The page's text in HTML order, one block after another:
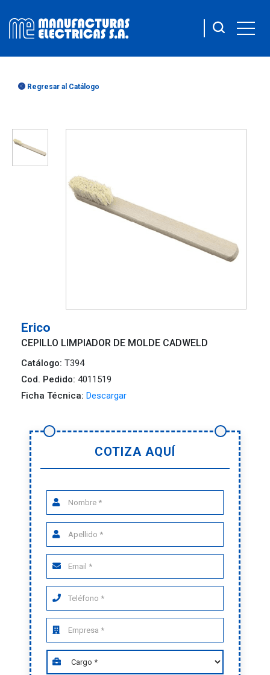
Regresar al Catálogo
Erico
CEPILLO LIMPIADOR DE MOLDE CADWELD
Catálogo: T394
Cod. Pedido: 4011519
Ficha Técnica: Descargar
COTIZA AQUÍ